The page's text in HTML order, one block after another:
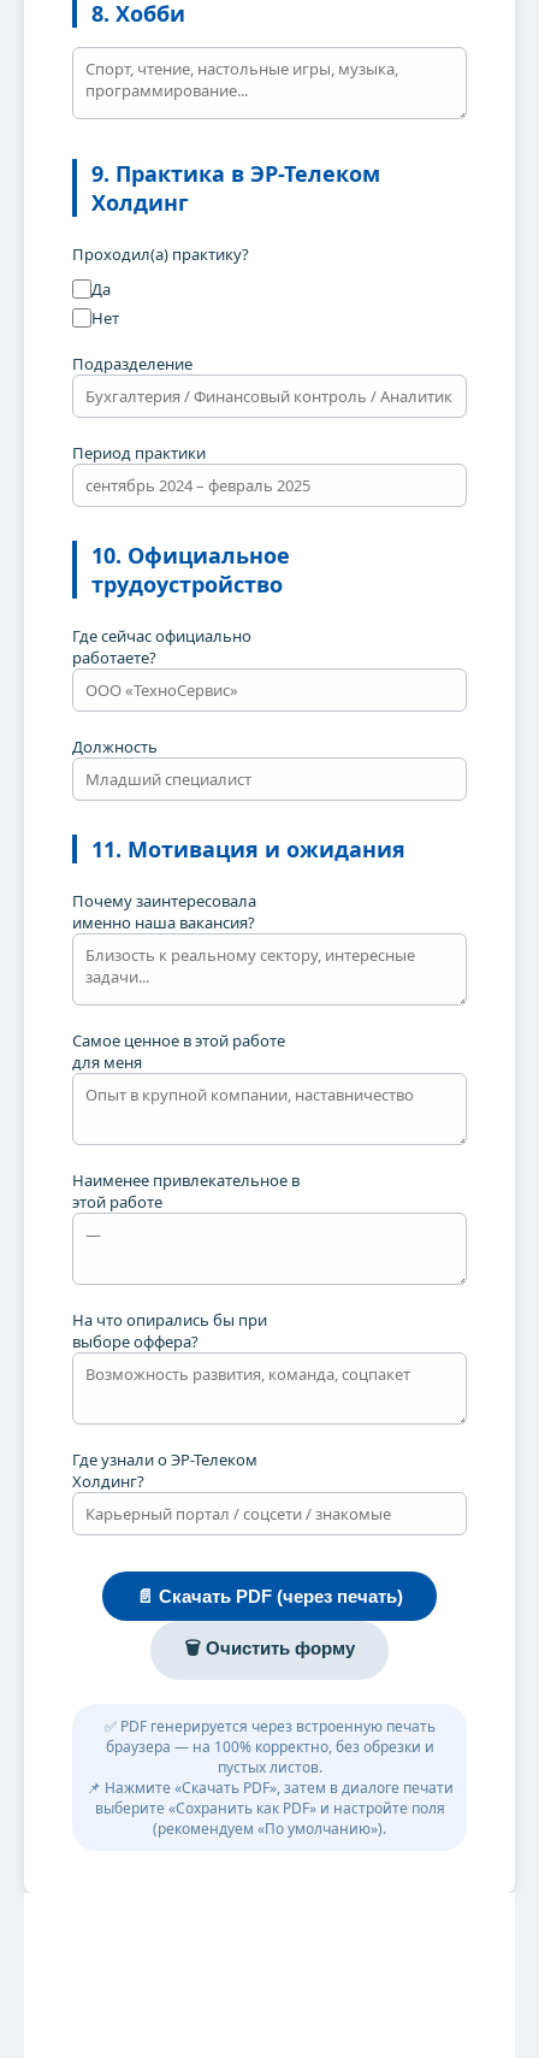
8. Хобби
9. Практика в ЭР-Телеком
Холдинг
Проходил(а) практику?
Да
Нет
Подразделение
Период практики
10. Официальное
трудоустройство
Где сейчас официально
работаете?
Должность
11. Мотивация и ожидания
Почему заинтересовала
именно наша вакансия?
Самое ценное в этой работе
для меня
Наименее привлекательное в
этой работе
На что опирались бы при
выборе оффера?
Где узнали о ЭР-Телеком
Холдинг?
📄 Скачать PDF (через печать)
🗑 Очистить форму
✅ PDF генерируется через встроенную печать
браузера — на 100% корректно, без обрезки и
пустых листов.
📌 Нажмите «Скачать PDF», затем в диалоге печати
выберите «Сохранить как PDF» и настройте поля
(рекомендуем «По умолчанию»).
Остались вопросы?
Ты можешь задать их через форму
обратной связи
Задать вопрос
Мы в Telegram
Будь в курсе всех событий
Подписаться!
Мы Вконтакте
Будь в курсе всех событий
Мы в MAX
Подписаться!